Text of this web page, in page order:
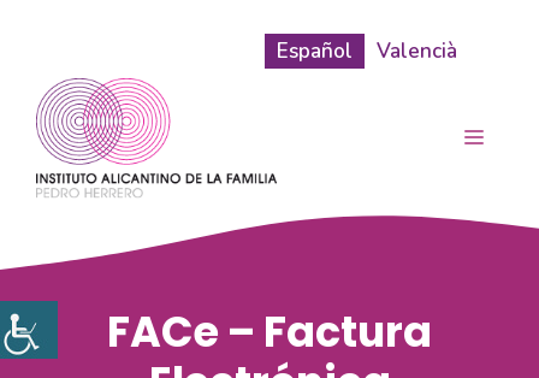
contenido
Español Valencià
MENÚ
FACe – Factura